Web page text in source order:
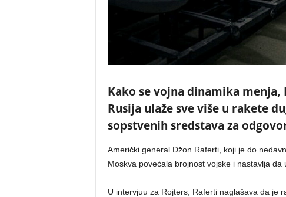
Kako se vojna dinamika menja,
Rusija ulaže sve više u rakete
sopstvenih sredstava za
Američki general Džon Raferti, koji je do
Moskva povećala brojnost vojske i nastavlja da
U intervjuu za Rojters, Raferti naglašava da je